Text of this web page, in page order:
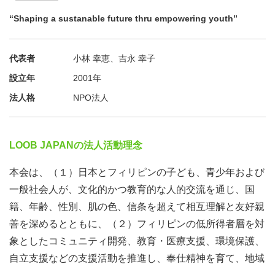
3．【スキルアップ】ファシリテーションや広報など、一
生モノの武器を習得
多文化環境の中で現地の若者を巻き込む
ン能力
や、活動の魅力を外部へ伝える
の後のキャリアにおいても大きな強みになります。
スケジュール（予定）
活動A：フィリピンNGO体験＋キャンプ運営スタッフ
参加費・イロイロ現地集合・解散 78,500円（日本円もし
くは現地でペソ払い）
“Shaping a sustanable future thru empowering youth”
代表者
小林 幸恵、吉永 幸子
設立年
2001年
法人格
NPO法人
LOOB JAPANの法人活動理念
本会は、（１）日本とフィリピンの子ども、青少年および
一般社会人が、文化的かつ教育的な人的交流を通じ、国
籍、年齢、性別、肌の色、信条を超えて相互理解と友好親
善を深めるとともに、（２）フィリピンの低所得者層を対
象としたコミュニティ開発、教育・医療支援、環境保護、
自立支援などの支援活動を推進し、奉仕精神を育て、地域